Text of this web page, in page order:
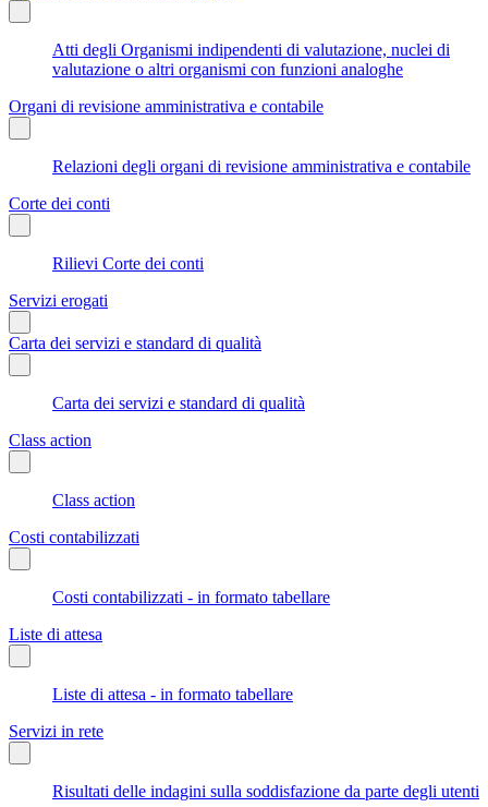
Atti degli Organismi indipendenti di valutazione, nuclei di
valutazione o altri organismi con funzioni analoghe
Organi di revisione amministrativa e contabile
Relazioni degli organi di revisione amministrativa e contabile
Corte dei conti
Rilievi Corte dei conti
Servizi erogati
Carta dei servizi e standard di qualità
Carta dei servizi e standard di qualità
Class action
Class action
Costi contabilizzati
Costi contabilizzati - in formato tabellare
Liste di attesa
Liste di attesa - in formato tabellare
Servizi in rete
Risultati delle indagini sulla soddisfazione da parte degli utenti